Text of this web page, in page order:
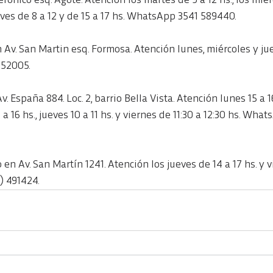
de 8 a 12 y de 15 a 17 hs. WhatsApp 3541 589440.
Av. San Martin esq. Formosa. Atención lunes, miércoles y
España 884. Loc. 2, barrio Bella Vista. Atención lunes 15 a
a 16 hs., jueves 10 a 11 hs. y viernes de 11:30 a 12:30 hs.
Av. San Martín 1241. Atención los jueves de 14 a 17 hs. y
491424.